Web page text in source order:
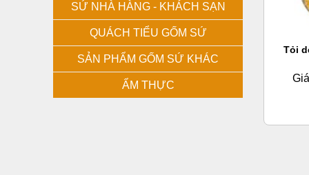
SỨ NHÀ HÀNG - KHÁCH SẠN
QUÁCH TIỂU GỐM SỨ
SẢN PHẨM GỐM SỨ KHÁC
ẨM THỰC
Tỏi